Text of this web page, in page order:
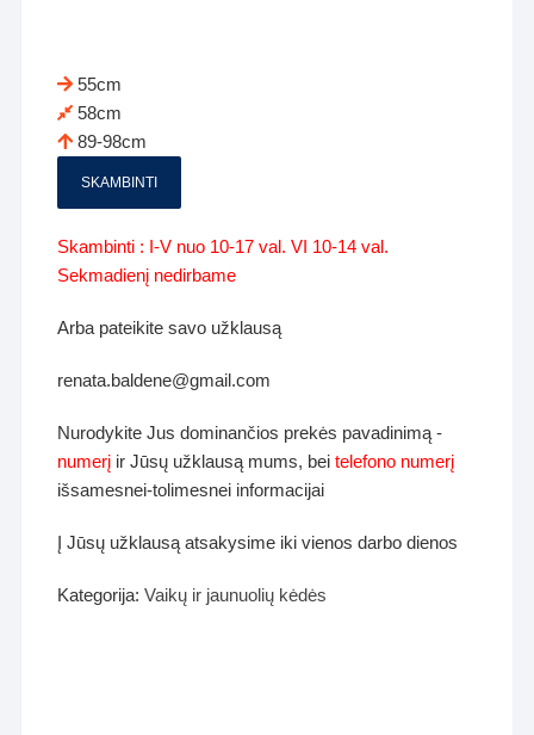
55cm
58cm
89-98cm
SKAMBINTI
Skambinti : I-V nuo 10-17 val. VI 10-14 val.
Sekmadienį nedirbame
Arba pateikite savo užklausą
renata.baldene@gmail.com
Nurodykite Jus dominančios prekės pavadinimą -
numerį ir Jūsų užklausą mums, beitelefono numerį
išsamesnei-tolimesnei informacijai
Į Jūsų užklausą atsakysime iki vienos darbo dienos
Kategorija:Vaikų ir jaunuolių kėdės